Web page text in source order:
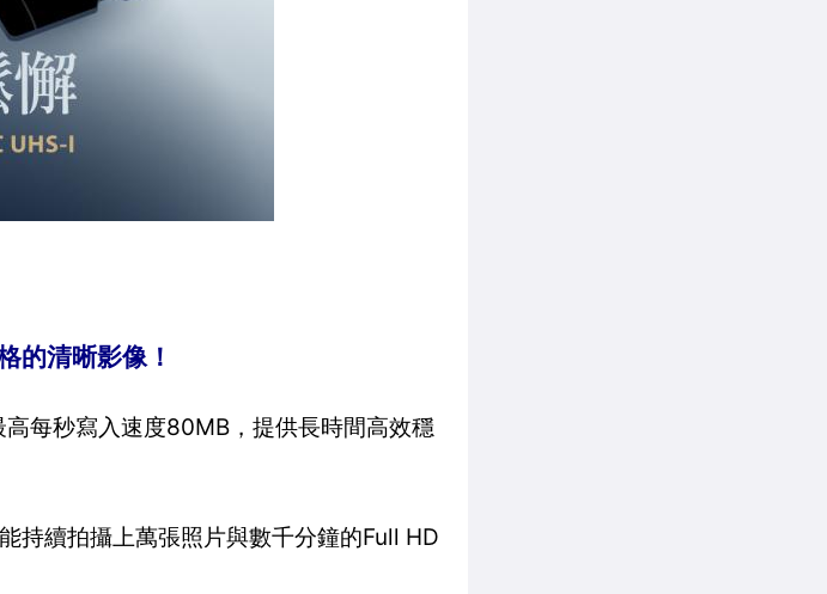
的清晰影像！
每秒寫入速度80MB，提供長時間高效穩
持續拍攝上萬張照片與數千分鐘的Full HD